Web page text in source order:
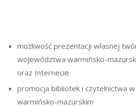
możliwość prezentacji własnej
województwa warmińsko-
oraz Internecie
promocja bibliotek i czytelnictwa
warmińsko-mazurskim